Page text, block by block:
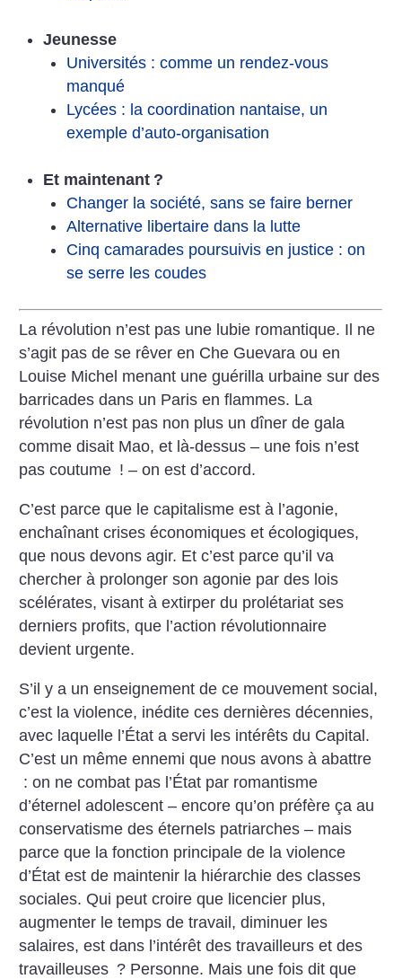
Jeunesse
Universités : comme un rendez-vous
manqué
Lycées : la coordination nantaise, un
exemple d’auto-organisation
Et maintenant ?
Changer la société, sans se faire berner
Alternative libertaire dans la lutte
Cinq camarades poursuivis en justice : on
se serre les coudes
La révolution n’est pas une lubie romantique. Il ne
s’agit pas de se rêver en Che Guevara ou en
Louise Michel menant une guérilla urbaine sur des
barricades dans un Paris en flammes. La
révolution n’est pas non plus un dîner de gala
comme disait Mao, et là-dessus – une fois n’est
pas coutume ! – on est d’accord.
C’est parce que le capitalisme est à l’agonie,
enchaînant crises économiques et écologiques,
que nous devons agir. Et c’est parce qu’il va
chercher à prolonger son agonie par des lois
scélérates, visant à extirper du prolétariat ses
derniers profits, que l’action révolutionnaire
devient urgente.
S’il y a un enseignement de ce mouvement social,
c’est la violence, inédite ces dernières décennies,
avec la­quelle l’État a servi les intérêts du Capital.
C’est un même ennemi que nous avons à abattre
: on ne combat pas l’État par romantisme
d’éternel adolescent – encore qu’on préfère ça au
conservatisme des éternels patriarches – mais
parce que la fonction principale de la violence
d’État est de maintenir la hiérarchie des classes
sociales. Qui peut croire que licencier plus,
augmenter le temps de travail, diminuer les
salaires, est dans l’intérêt des travailleurs et des
travailleuses ? Personne. Mais une fois dit que